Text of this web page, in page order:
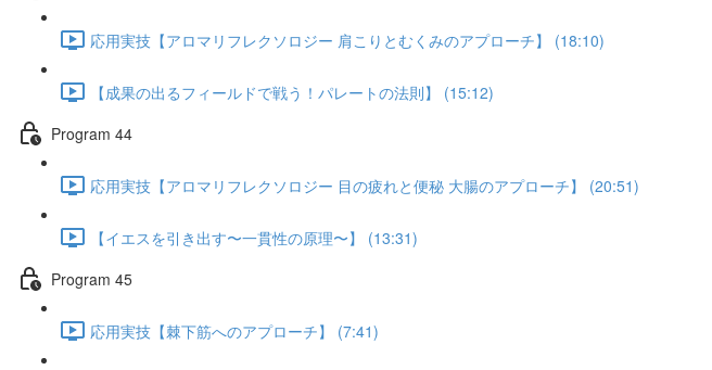
応用実技【アロマリフレクソロジー 肩こりとむくみのアプローチ】 (18:10)
【成果の出るフィールドで戦う！パレートの法則】 (15:12)
Program 44
応用実技【アロマリフレクソロジー 目の疲れと便秘 大腸のアプローチ】 (20:51)
【イエスを引き出す〜一貫性の原理〜】 (13:31)
Program 45
応用実技【棘下筋へのアプローチ】 (7:41)